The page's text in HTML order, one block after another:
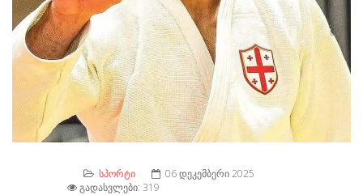
ᲡᲞᲝᲠᲢᲘ
06 ᲓᲔᲙᲔᲛᲑᲔᲠᲘ 2025
ᲒᲐᲓᲐᲡᲕᲚᲔᲑᲘ: 319